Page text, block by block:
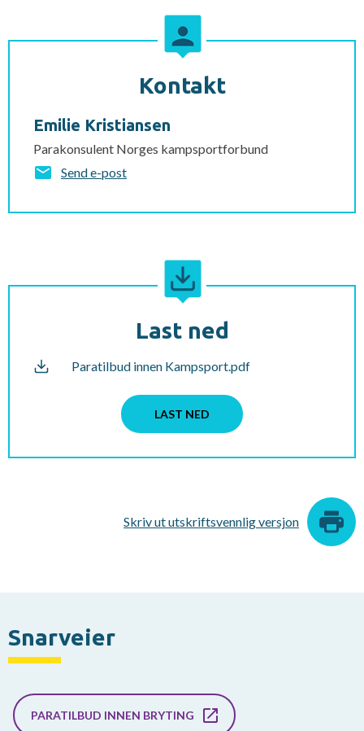
Kontakt
Emilie Kristiansen
Parakonsulent Norges kampsportforbund
Send e-post
Last ned
Paratilbud innen Kampsport.pdf
LAST NED
Skriv ut utskriftsvennlig versjon
Snarveier
PARATILBUD INNEN BRYTING